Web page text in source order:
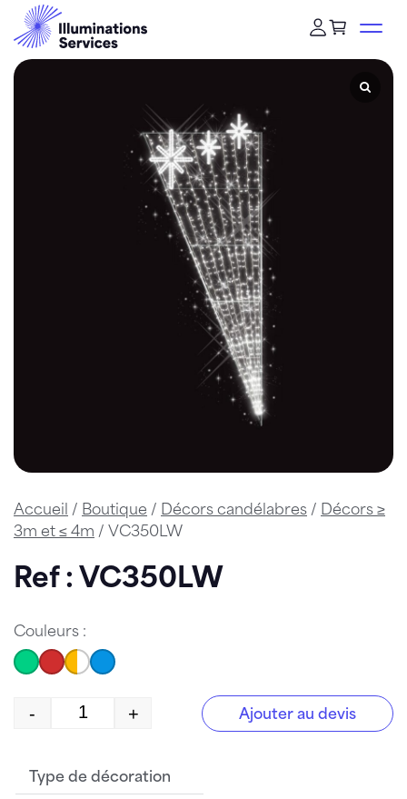
Accueil / Boutique / Décors candélabres / Décors ≥
3m et ≤ 4m / VC350LW
Ref : VC350LW
Couleurs :
quantité de VC350LW
- + Ajouter au devis
Type de décoration